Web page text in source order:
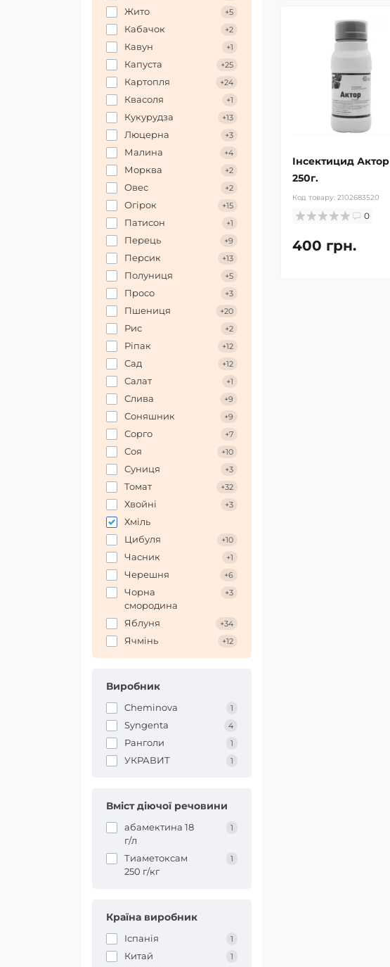
Жито +5
Кабачок +2
Кавун +1
Капуста +25
Картопля +24
Квасоля +1
Кукурудза +13
Люцерна +3
Малина +4
Морква +2
Овес +2
Огірок +15
Патисон +1
Перець +9
Персик +13
Полуниця +5
Просо +3
Пшениця +20
Рис +2
Ріпак +12
Сад +12
Салат +1
Слива +9
Соняшник +9
Сорго +7
Соя +10
Суниця +3
Томат +32
Хвойні +3
Хміль
Цибуля
+10
Часник +1
Черешня +6
Чорна
смородина
+3
Яблуня +34
Ячмінь +12
Виробник
Cheminova 1
Syngenta 4
Ранголи 1
УКРАВИТ 1
Вміст діючої речовини
абамектина 18
г/л
1
Тиаметоксам
250 г/кг
1
Країна виробник
Іспанія 1
Китай 1
Інсектицид Актор
250г.
Код товару: 2102683520
0
400 грн.